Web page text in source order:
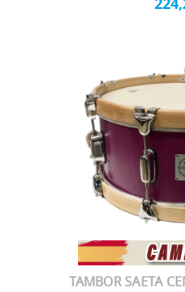
TAMBOR SAETA